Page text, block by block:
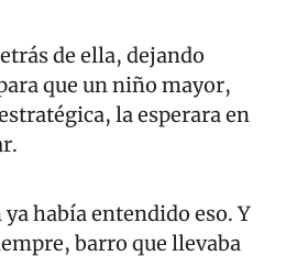
de ella, dejando
que un niño mayor,
la esperara en
ya había entendido eso. Y
barro que llevaba